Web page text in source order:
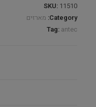
SKU: 11510
Category: מארזים
Tag: antec